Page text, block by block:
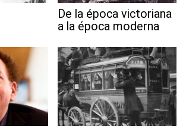
De la época victoriana
a la época moderna